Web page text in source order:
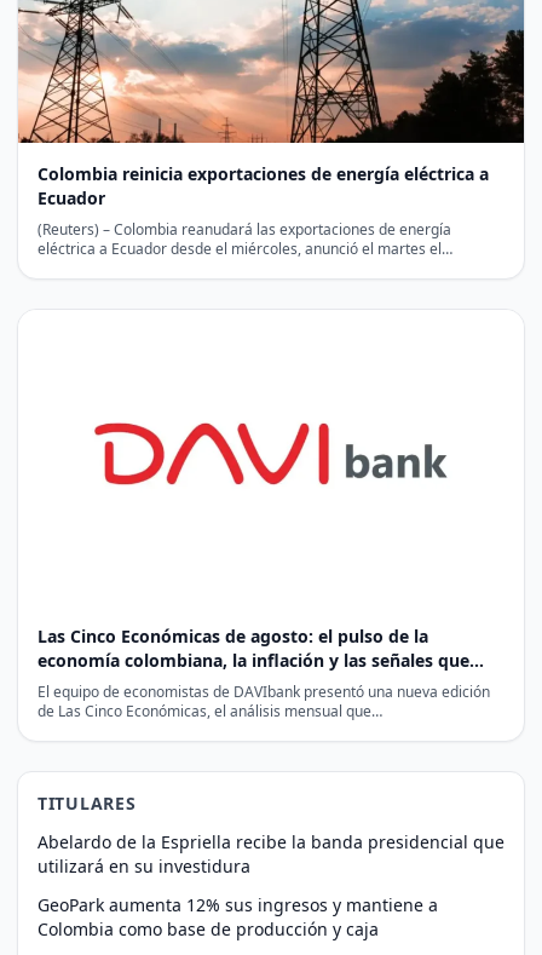
Colombia reinicia exportaciones de energía eléctrica a
Ecuador
(Reuters) – Colombia reanudará las exportaciones de energía
eléctrica a Ecuador desde el miércoles, anunció el martes el…
Las Cinco Económicas de agosto: el pulso de la
economía colombiana, la inflación y las señales que
esperan los mercados
El equipo de economistas de DAVIbank presentó una nueva edición
de Las Cinco Económicas, el análisis mensual que…
TITULARES
Abelardo de la Espriella recibe la banda presidencial que
utilizará en su investidura
GeoPark aumenta 12% sus ingresos y mantiene a
Colombia como base de producción y caja